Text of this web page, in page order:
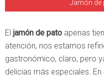
Jamón de
El jamón de pato apenas
atención, nos estamos
gastronómico, claro, pero
delicias más especiales.